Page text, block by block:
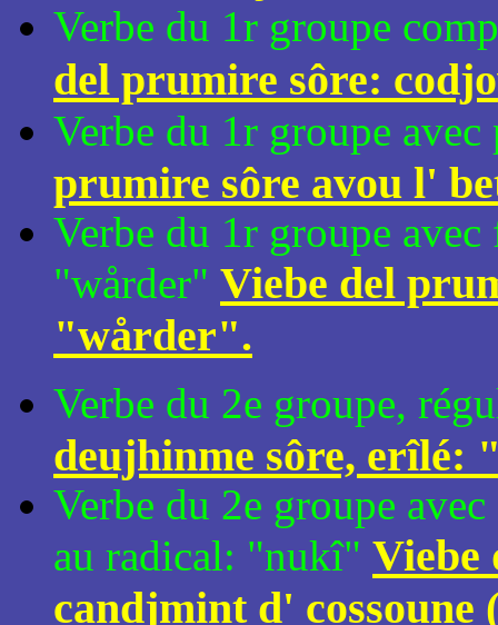
Verbe du 1r groupe
del prumire sôre:
Verbe du 1r groupe
prumire sôre avou l'
Verbe du 1r groupe
"wårder" Viebe del
"wårder".
Verbe du 2e groupe,
deujhinme sôre, erîlé:
Verbe du 2e groupe
au radical: "nukî" Viebe
candjmint d'